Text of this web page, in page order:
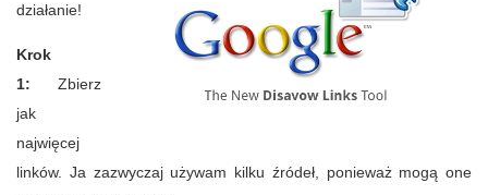
działanie!
Krok
1: Zbierz
jak
najwięcej
linków. Ja zazwyczaj używam kilku źródeł, ponieważ mogą one